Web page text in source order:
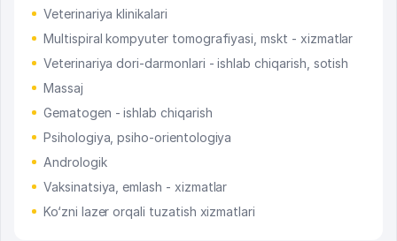
Veterinariya klinikalari
Multispiral kompyuter tomografiyasi, mskt - xizmatlar
Veterinariya dori-darmonlari - ishlab chiqarish, sotish
Massaj
Gematogen - ishlab chiqarish
Psihologiya, psiho-orientologiya
Andrologik
Vaksinatsiya, emlash - xizmatlar
Ko‘zni lazer orqali tuzatish xizmatlari